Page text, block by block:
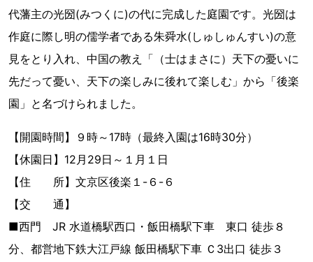
代藩主の光圀(みつくに)の代に完成した庭園です。光圀は
作庭に際し明の儒学者である朱舜水(しゅしゅんすい)の意
見をとり入れ、中国の教え「（士はまさに）天下の憂いに
先だって憂い、天下の楽しみに後れて楽しむ」から「後楽
園」と名づけられました。
【開園時間】９時～17時（最終入園は16時30分）
【休園日】12月29日～１月１日
【住 所】文京区後楽１-６-６
【交 通】
■西門 JR 水道橋駅西口・飯田橋駅下車 東口 徒歩８
分、都営地下鉄大江戸線 飯田橋駅下車 Ｃ3出口 徒歩３